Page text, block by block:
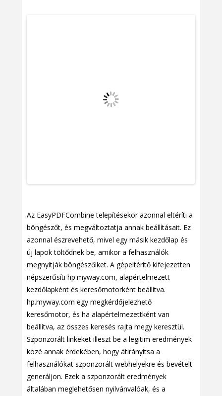
Az EasyPDFCombine telepítésekor azonnal eltéríti a
böngészőt, és megváltoztatja annak beállításait. Ez
azonnal észrevehető, mivel egy másik kezdőlap és
új lapok töltődnek be, amikor a felhasználók
megnyitják böngészőiket. A gépeltérítő kifejezetten
népszerűsíti hp.myway.com, alapértelmezett
kezdőlapként és keresőmotorként beállítva.
hp.myway.com egy megkérdőjelezhető
keresőmotor, és ha alapértelmezettként van
beállítva, az összes keresés rajta megy keresztül.
Szponzorált linkeket illeszt be a legitim eredmények
közé annak érdekében, hogy átirányítsa a
felhasználókat szponzorált webhelyekre és bevételt
generáljon. Ezek a szponzorált eredmények
általában meglehetősen nyilvánvalóak, és a